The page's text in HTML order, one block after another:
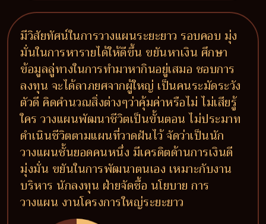
มีวิสัยทัศน์ในการวางแผนระยะยาว รอบคอบ มุ่ง
มั่นในการหารายได้ให้ดีขึ้น ขยันหาเงิน ศึกษา
ข้อมูลลู่ทางในการทำมาหากินอยู่เสมอ ชอบการ
ลงทุน จะได้ลาภยศจากผู้ใหญ่ เป็นคนระมัดระวัง
ตัวดี คิดคำนวณสิ่งต่างๆว่าคุ้มค่าหรือไม่ ไม่เสียรู้
ใคร วางแผนพัฒนาชีวิตเป็นขั้นตอน ไม่ประมาท
ดำเนินชีวิตตามแผนที่วาดฝันไว้ จัดว่าเป็นนัก
วางแผนชั้นยอดคนหนึ่ง มีเครดิตด้านการเงินดี
มุ่งมั่น ขยันในการพัฒนาตนเอง เหมาะกับงาน
บริหาร นักลงทุน ฝ่ายจัดซื้อ นโยบาย การ
วางแผน งานโครงการใหญ่ระยะยาว